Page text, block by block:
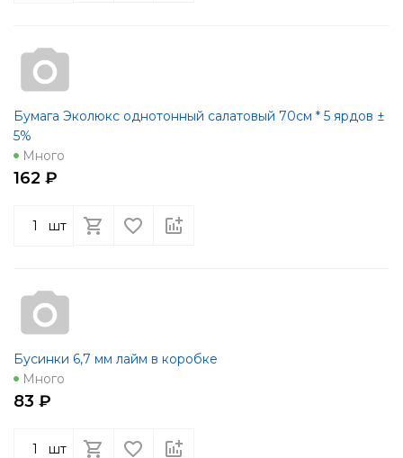
Бумага Эколюкс однотонный салатовый 70см * 5 ярдов ±
5%
Много
162 ₽
шт
Бусинки 6,7 мм лайм в коробке
Много
83 ₽
шт